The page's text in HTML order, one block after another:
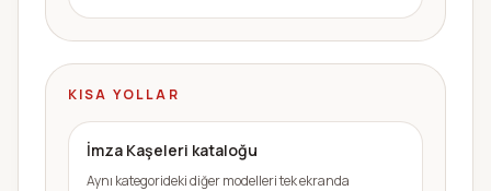
KISA YOLLAR
İmza Kaşeleri kataloğu
Aynı kategorideki diğer modelleri tek ekranda